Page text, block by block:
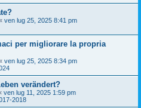
ven lug 25, 2025 8:41 pm
per migliorare la propria
ven lug 25, 2025 8:34 pm
verändert?
ven lug 11, 2025 1:59 pm
2018